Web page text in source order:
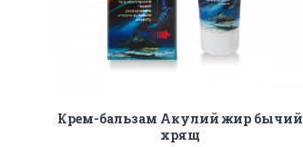
Крем-бальзам Акулий жир бычий
хрящ